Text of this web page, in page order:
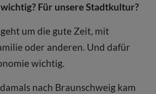
Für unsere Stadtkultur?
geht um die gute Zeit, mit
oder anderen. Und dafür
wichtig.
nach Braunschweig kam